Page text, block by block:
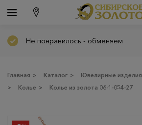
Не понравилось - обменяем
Главная > Каталог > Ювелирные изделия
>
Колье > Колье из золота 06-1-054-27